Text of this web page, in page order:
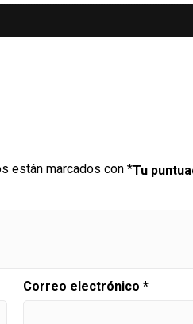
están marcados con *Tu
Correo electrónico *